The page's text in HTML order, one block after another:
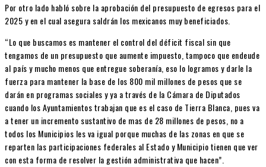
Por otro lado habló sobre la aprobación del presupuesto de egresos para el
2025 y en el cual asegura saldrán los mexicanos muy beneficiados.
“Lo que buscamos es mantener el control del déficit fiscal sin que
tengamos de un presupuesto que aumente impuesto, tampoco que endeude
al país y mucho menos que entregue soberanía, eso lo logramos y darle la
fuerza para mantener la base de los 800 mil millones de pesos que se
darán en programas sociales y ya a través de la Cámara de Diputados
cuando los Ayuntamientos trabajan que es el caso de Tierra Blanca, pues va
a tener un incremento sustantivo de mas de 28 millones de pesos, no a
todos los Municipios les va igual porque muchas de las zonas en que se
reparten las participaciones federales al Estado y Municipio tienen que ver
con esta forma de resolver la gestión administrativa que hacen”.